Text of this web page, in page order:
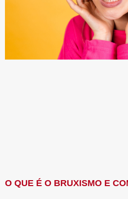
O QUE É O BRUXISMO E